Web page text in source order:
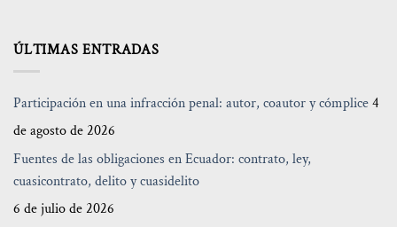
ÚLTIMAS ENTRADAS
Participación en una infracción penal: autor, coautor y cómplice4
de agosto de 2026
Fuentes de las obligaciones en Ecuador: contrato, ley,
cuasicontrato, delito y cuasidelito
6 de julio de 2026